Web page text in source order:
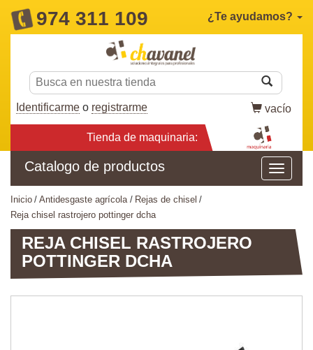
974 311 109 ¿Te ayudamos?
Identificarme o registrarme vacío
Tienda de maquinaria:
Catalogo de productos
inicio antidesgaste agrícola
rejas de chisel
reja chisel rastrojero pottinger dcha
REJA CHISEL RASTROJERO
POTTINGER DCHA